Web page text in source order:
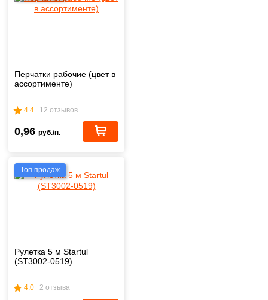
Перчатки рабочие (цвет в
ассортименте)
4.4 12 отзывов
0,96 руб./п.
Топ продаж
Рулетка 5 м Startul
(ST3002-0519)
4.0 2 отзыва